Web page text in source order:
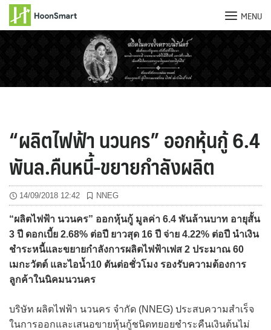
MENU
“ผลิตไฟฟ้า นวนคร” ออกหุ้นกู้ 6.4
พันล.คืนหนี้-ขยายกำลังผลิต
14/09/2018 12:42 NNEG
“ผลิตไฟฟ้า นวนคร” ออกหุ้นกู้ มูลค่า 6.4 พันล้านบาท อายุสั้น
3 ปี ดอกเบี้ย 2.68% ต่อปี ยาวสุด 16 ปี จ่าย 4.22% ต่อปี นำเงิน
ชำระหนี้และขยายกำลังการผลิตไฟฟ้าเฟส 2 ประมาณ 60
เมกะวัตต์ และไอน้ำ10 ตันต่อชั่วโมง รองรับความต้องการ
ลูกค้าในนิคมนวนคร
บริษัท ผลิตไฟฟ้า นวนคร จำกัด (NNEG) ประสบความสำเร็จ
ในการออกและเสนอขายหุ้นกู้ชนิดทยอยชำระคืนเงินต้นไม่